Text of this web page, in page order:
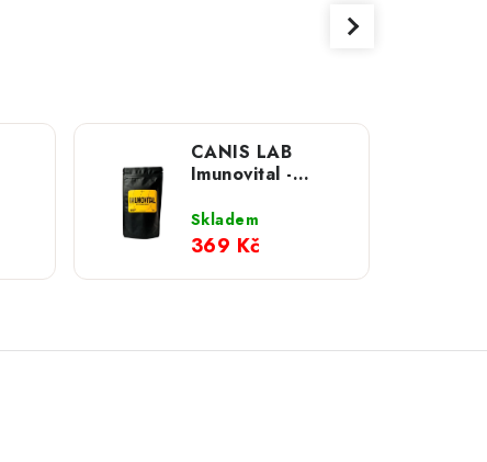
CANIS LAB
Imunovital -
psy; 200g
Skladem
369 Kč